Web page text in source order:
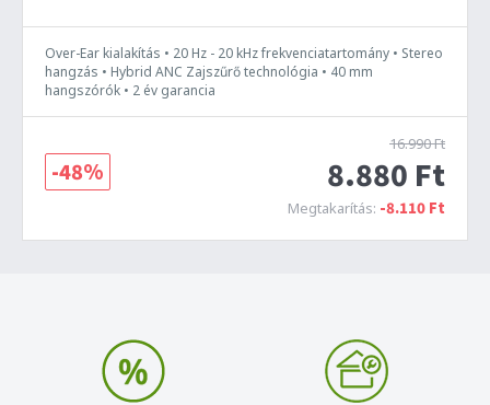
Over-Ear kialakítás • 20 Hz - 20 kHz frekvenciatartomány • Stereo
hangzás • Hybrid ANC Zajszűrő technológia • 40 mm
hangszórók • 2 év garancia
16.990 Ft
8.880 Ft
Megtakarítás: -8.110 Ft
-48%